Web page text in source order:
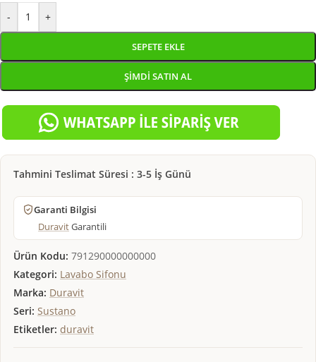
- +
SEPETE EKLE
ŞIMDI SATIN AL
Tahmini Teslimat Süresi : 3-5 İş Günü
Garanti Bilgisi
DuravitGarantili
Ürün Kodu: 791290000000000
Kategori: Lavabo Sifonu
Marka: Duravit
Seri: Sustano
Etiketler: duravit